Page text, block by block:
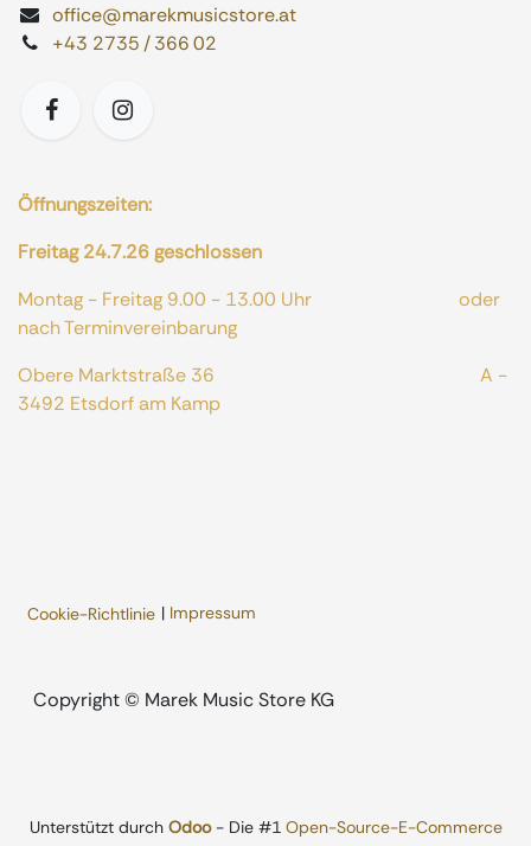
office@marekmusicstore.at
+43 2735 / 366 02
Öffnungszeiten:
Freitag 24.7.26 geschlossen
Montag - Freitag 9.00 - 13.00 Uhr oder
nach Terminvereinbarung
Obere Marktstraße 36 A -
3492 Etsdorf am Kamp
Cookie-Richtlinie | Impressum
​Copyright © Marek Music Store KG
Unterstützt durch Odoo - Die #1 Open-Source-E-Commerce